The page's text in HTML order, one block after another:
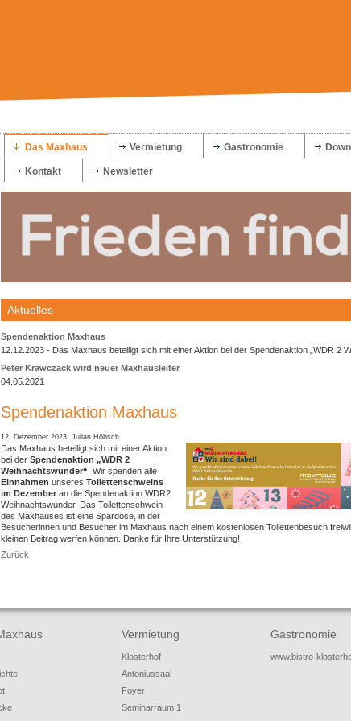
Das Maxhaus Vermietung Gastronomie
Kontakt Newsletter
Aktuelles
Spendenaktion Maxhaus
12.12.2023 - Das Maxhaus beteiligt sich mit einer Aktion bei der Spendenaktion „WDR 2
Peter Krawczack wird neuer Maxhausleiter
04.05.2021
Spendenaktion Maxhaus
12. Dezember 2023; Julian Höbsch
Das Maxhaus beteiligt sich mit einer Aktion
bei der Spendenaktion „WDR 2
Weihnachtswunder“ . Wir spenden alle
Einnahmen unseres Toilettenschweins
im Dezember an die Spendenaktion WDR2
Weihnachtswunder. Das Toilettenschwein
des Maxhauses ist eine Spardose, in der
Besucherinnen und Besucher im Maxhaus nach einem kostenlosen Toilettenbesuch
kleinen Beitrag werfen können. Danke für Ihre Unterstützung!
Zurück
Vermietung
Klosterhof
Antoniussaal
Foyer
Seminarraum 1
Gastronomie
www.bistro-